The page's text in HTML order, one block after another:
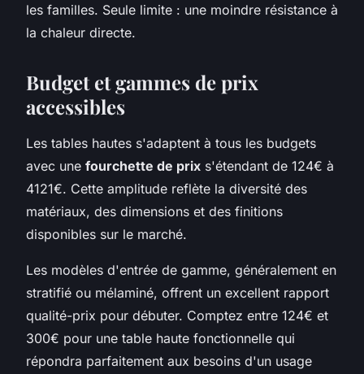
les familles. Seule limite : une moindre résistance à
la chaleur directe.
Budget et gammes de prix
accessibles
Les tables hautes s'adaptent à tous les budgets
avec une fourchette de prix s'étendant de 124€ à
4121€. Cette amplitude reflète la diversité des
matériaux, des dimensions et des finitions
disponibles sur le marché.
Les modèles d'entrée de gamme, généralement en
stratifié ou mélaminé, offrent un excellent rapport
qualité-prix pour débuter. Comptez entre 124€ et
300€ pour une table haute fonctionnelle qui
répondra parfaitement aux besoins d'un usage